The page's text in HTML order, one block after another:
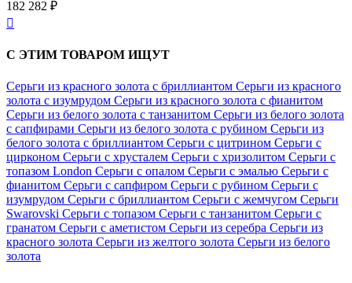
182 282 ₽

С ЭТИМ ТОВАРОМ ИЩУТ
Серьги из красного золота с бриллиантом Серьги из красного
золота с изумрудом Серьги из красного золота с фианитом
Серьги из белого золота с танзанитом Серьги из белого золота
с сапфирами Серьги из белого золота с рубином Серьги из
белого золота с бриллиантом Серьги с цитрином Серьги с
цирконом Серьги с хрусталем Серьги с хризолитом Серьги с
топазом London Серьги с опалом Серьги с эмалью Серьги с
фианитом Серьги с сапфиром Серьги с рубином Серьги с
изумрудом Серьги с бриллиантом Серьги с жемчугом Серьги
Swarovski Серьги с топазом Серьги с танзанитом Серьги с
гранатом Серьги с аметистом Серьги из серебра Серьги из
красного золота Серьги из желтого золота Серьги из белого
золота